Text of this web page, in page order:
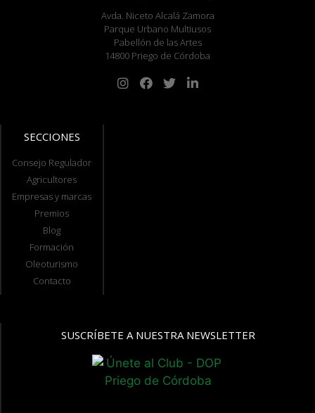
Avda. Niceto Alcalá Zamora
Parque Urbano Multiusos
Pabellón de las Artes
14800 Priego de Córdoba
SECCIONES
Consejo Regulador
Agricultores
Empresas y marcas
Premios
Blog
Formación
Oleoturismo
Contacto
SUSCRÍBETE A NUESTRA NEWSLETTER